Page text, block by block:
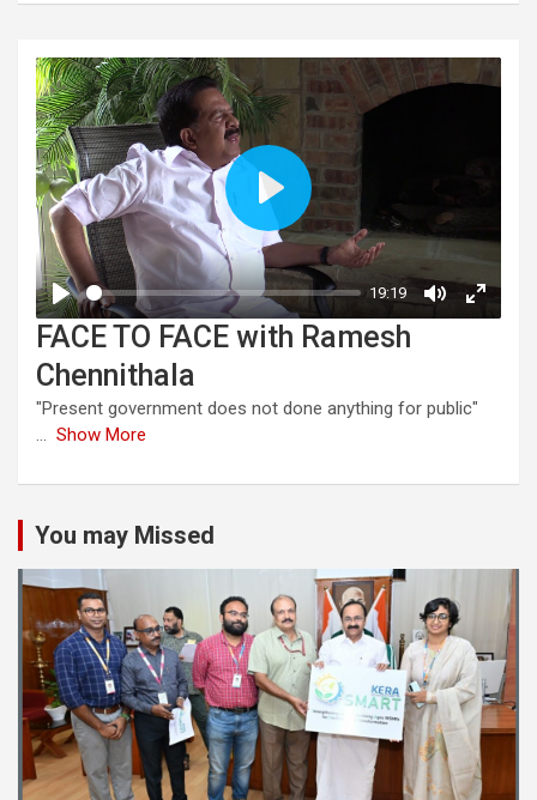
FACE TO FACE with Ramesh
Chennithala
"Present government does not done anything for public"
... Show More
You may Missed